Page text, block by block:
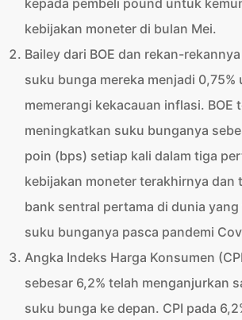
kepada pembeli pound untuk
kebijakan moneter di bulan Mei.
Bailey dari BOE dan rekan-
suku bunga mereka menjadi 0,75%
memerangi kekacauan inflasi. BOE
meningkatkan suku bunganya
poin (bps) setiap kali dalam tiga
kebijakan moneter terakhirnya dan
bank sentral pertama di dunia
suku bunganya pasca pandemi
Angka Indeks Harga Konsumen
sebesar 6,2% telah menganjurkan
suku bunga ke depan. CPI pada